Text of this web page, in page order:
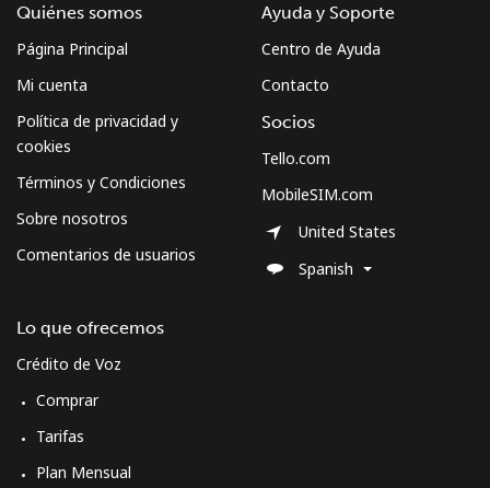
Quiénes somos
Página Principal
Mi cuenta
Política de privacidad y
cookies
Términos y Condiciones
Sobre nosotros
Comentarios de usuarios
Lo que ofrecemos
Crédito de Voz
Comprar
Tarifas
Plan Mensual
Ayuda y Soporte
Centro de Ayuda
Contacto
Socios
Tello.com
MobileSIM.com
United States
Spanish